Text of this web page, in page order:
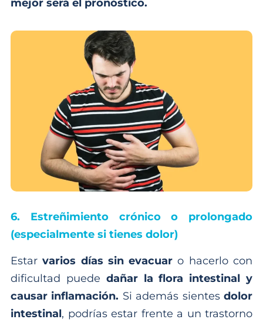
mejor será el pronóstico.
6. Estreñimiento crónico o prolongado
(especialmente si tienes dolor)
Estarvarios días sin evacuaro hacerlo con
dificultad puede dañar la flora intestinal y
causar inflamación. Si además sientesdolor
intestinal, podrías estar frente a un trastorno